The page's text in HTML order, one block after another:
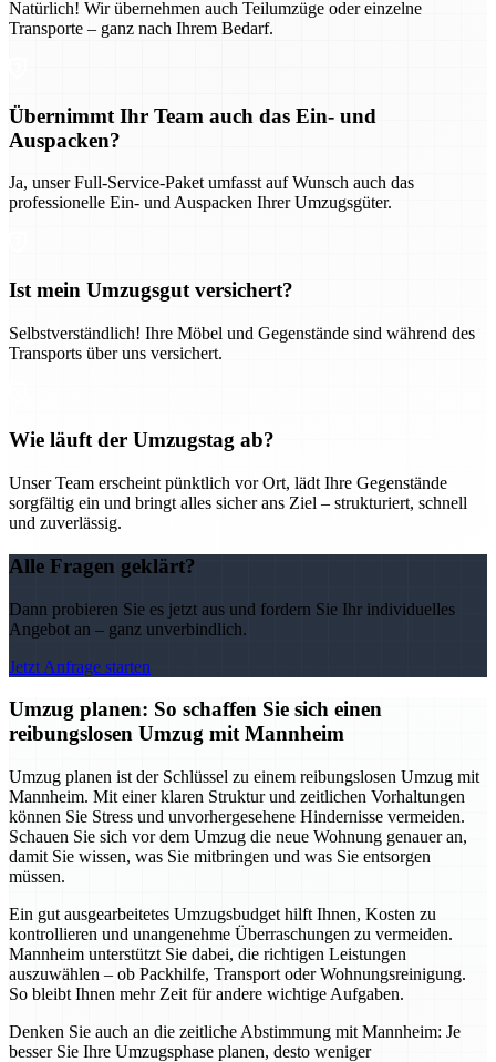
Natürlich! Wir übernehmen auch Teilumzüge oder einzelne
Transporte – ganz nach Ihrem Bedarf.
Übernimmt Ihr Team auch das Ein- und
Auspacken?
Ja, unser Full-Service-Paket umfasst auf Wunsch auch das
professionelle Ein- und Auspacken Ihrer Umzugsgüter.
Ist mein Umzugsgut versichert?
Selbstverständlich! Ihre Möbel und Gegenstände sind während des
Transports über uns versichert.
Wie läuft der Umzugstag ab?
Unser Team erscheint pünktlich vor Ort, lädt Ihre Gegenstände
sorgfältig ein und bringt alles sicher ans Ziel – strukturiert, schnell
und zuverlässig.
Alle Fragen geklärt?
Dann probieren Sie es jetzt aus und fordern Sie Ihr individuelles
Angebot an – ganz unverbindlich.
Jetzt Anfrage starten
Umzug planen: So schaffen Sie sich einen
reibungslosen Umzug mit Mannheim
Umzug planen ist der Schlüssel zu einem reibungslosen Umzug mit
Mannheim. Mit einer klaren Struktur und zeitlichen Vorhaltungen
können Sie Stress und unvorhergesehene Hindernisse vermeiden.
Schauen Sie sich vor dem Umzug die neue Wohnung genauer an,
damit Sie wissen, was Sie mitbringen und was Sie entsorgen
müssen.
Ein gut ausgearbeitetes Umzugsbudget hilft Ihnen, Kosten zu
kontrollieren und unangenehme Überraschungen zu vermeiden.
Mannheim unterstützt Sie dabei, die richtigen Leistungen
auszuwählen – ob Packhilfe, Transport oder Wohnungsreinigung.
So bleibt Ihnen mehr Zeit für andere wichtige Aufgaben.
Denken Sie auch an die zeitliche Abstimmung mit Mannheim: Je
besser Sie Ihre Umzugsphase planen, desto weniger